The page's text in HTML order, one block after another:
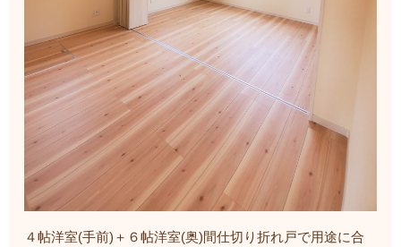
４帖洋室(手前)＋６帖洋室(奥)間仕切り折れ戸で用途に合